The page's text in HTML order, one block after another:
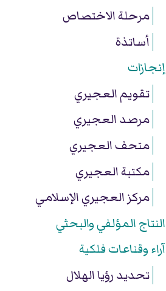
مرحلة الاختصاص
أساتذة
إنجازات
تقويم العجيري
مرصد العجيري
متحف العجيري
مكتبة العجيري
مركز العجيري الإسلامي
النتاج المؤلفي والبحثي
آراء وقناعات فلكية
تحديد رؤيا الهلال